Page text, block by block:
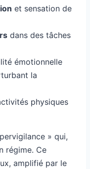
et sensation de
dans des tâches
émotionnelle
la
physiques
» qui,
régime. Ce
amplifié par le